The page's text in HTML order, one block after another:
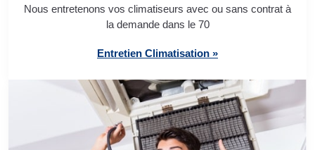
Nous entretenons vos climatiseurs avec ou sans contrat à
la demande dans le 70
Entretien Climatisation »